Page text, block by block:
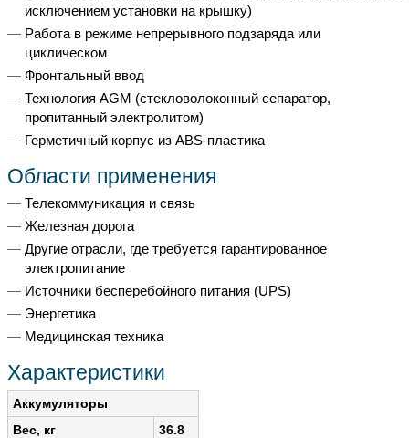
исключением установки на крышку)
Работа в режиме непрерывного подзаряда или
циклическом
Фронтальный ввод
Технология AGM (стекловолоконный сепаратор,
пропитанный электролитом)
Герметичный корпус из ABS-пластика
Области применения
Телекоммуникация и связь
Железная дорога
Другие отрасли, где требуется гарантированное
электропитание
Источники бесперебойного питания (UPS)
Энергетика
Медицинская техника
Характеристики
Аккумуляторы
Вес, кг
36.8